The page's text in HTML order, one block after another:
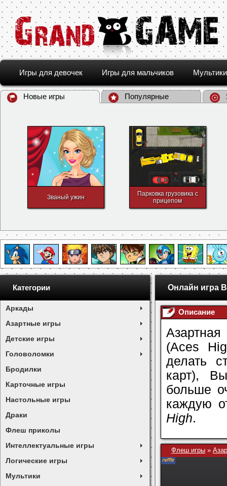
Игры для девочек Игры для мальчиков Мультики
Новые игры Популярные
Званый ужин
Парковка грузовика с
прицепом
Категории
Аркады
Азартные игры
Детские игры
Головоломки
Бродилки
Карточные игры
Настольные игры
Драки
Флеш приколы
Интеллектуальные игры
Логические игры
Мультики
Онлайн игра
Описание
(Aces
делать
карт),
больше
каждую
High.
Флеш игры »